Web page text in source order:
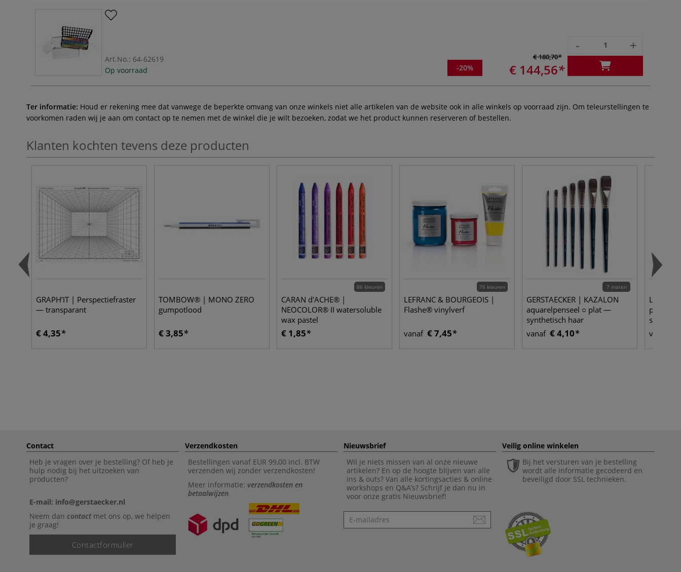
Art.No.: 64-62619
Op voorraad
€ 180,70
€ 144,56
-20%
- +
Ter informatie: Houd er rekening mee dat vanwege de beperkte omvang van onze winkels niet alle artikelen van de website ook in alle winkels op voorraad zijn. Om teleurstellingen te
voorkomen raden wij je aan om contact op te nemen met de winkel die je wilt bezoeken, zodat we het product kunnen reserveren of bestellen.
Klanten kochten tevens deze producten
GRAPH’IT | Perspectiefraster
— transparant
€ 4,35
TOMBOW® | MONO ZERO
gumpotlood
€ 3,85
86 kleuren
CARAN d'ACHE® |
NEOCOLOR® II watersoluble
wax pastel
€ 1,85
76 kleuren
LEFRANC & BOURGEOIS |
Flashe® vinylverf
vanaf € 7,45
7 maten
GERSTAECKER | KAZALON
aquarelpenseel ○ plat —
synthetisch haar
vanaf € 4,10
Léonard
penseel
vanaf
Contact
Heb je vragen over je bestelling? Of heb je
hulp nodig bij het uitzoeken van
producten?
E-mail: info@gerstaecker.nl
Neem dan contactmet ons op, we helpen
je graag!
Contactformulier
Verzendkosten
Bestellingen vanaf EUR 99,00 incl. BTW
verzenden wij zonder verzendkosten!
Meer informatie: verzendkosten en
betaalwijzen
Nieuwsbrief
Wil je niets missen van al onze nieuwe
artikelen? En op de hoogte blijven van alle
ins & outs? Van alle kortingsacties & online
workshops en Q&A’s? Schrijf je dan nu in
voor onze gratis Nieuwsbrief!
Nieuwsbrief
Veilig online winkelen
Bij het versturen van je bestelling
wordt alle informatie gecodeerd en
beveiligd door SSL technieken.